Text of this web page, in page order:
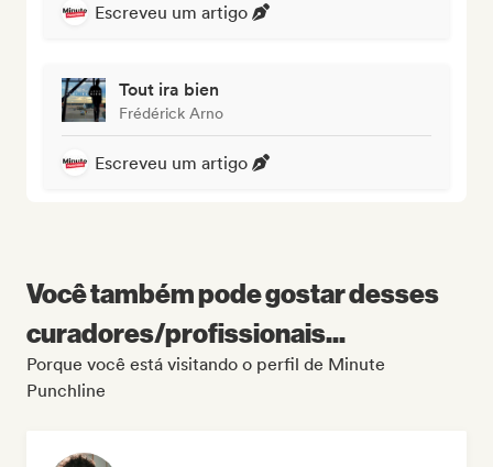
Escreveu um artigo
Tout ira bien
Frédérick Arno
Escreveu um artigo
Você também pode gostar desses
curadores/profissionais...
Porque você está visitando o perfil de Minute
Punchline